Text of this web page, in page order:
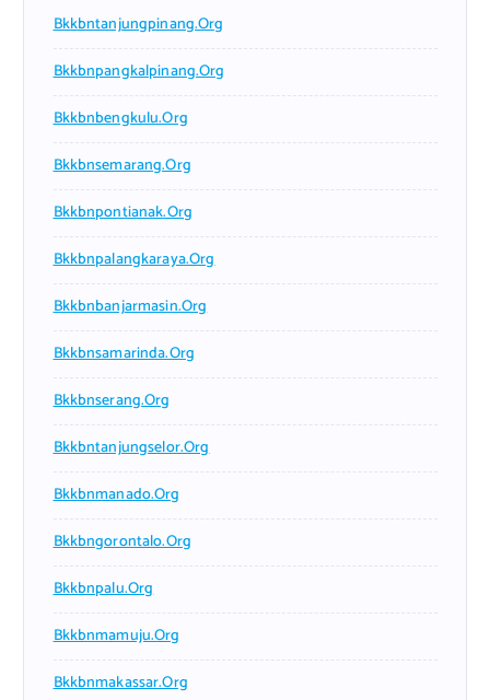
Bkkbntanjungpinang.org
Bkkbnpangkalpinang.org
Bkkbnbengkulu.org
Bkkbnsemarang.org
Bkkbnpontianak.org
Bkkbnpalangkaraya.org
Bkkbnbanjarmasin.org
Bkkbnsamarinda.org
Bkkbnserang.org
Bkkbntanjungselor.org
Bkkbnmanado.org
Bkkbngorontalo.org
Bkkbnpalu.org
Bkkbnmamuju.org
Bkkbnmakassar.org